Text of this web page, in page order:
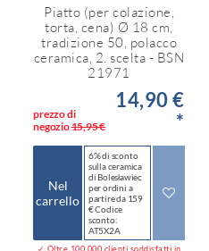
Piatto (per colazione,
torta, cena) Ø 18 cm,
tradizione 50, polacco
ceramica, 2. scelta - BSN
21971
prezzo di
negozio15,95 €
14,90 €
*
Nel
carrello
6% di sconto
sulla ceramica
di Bolesławiec
per ordini a
partire da 159
€ Codice
sconto:
AT5X2A
✓ Oltre 100.000 clienti soddisfatti in